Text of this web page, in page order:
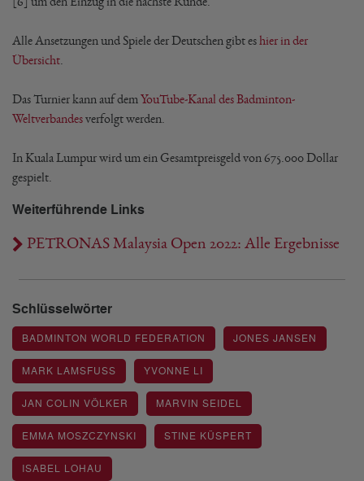
Alle Ansetzungen und Spiele der Deutschen gibt eshier in der
Übersicht
Das Turnier kann auf dem YouTube-Kanal des Badminton-
Weltverbandesverfolgt werden.
In Kuala Lumpur wird um ein Gesamtpreisgeld von 675.000 Dollar
gespielt.
Weiterführende Links
PETRONAS Malaysia Open 2022: Alle Ergebnisse
Schlüsselwörter
BADMINTON WORLD FEDERATION JONES JANSEN
MARK LAMSFUSS YVONNE LI
JAN COLIN VÖLKER MARVIN SEIDEL
EMMA MOSZCZYNSKI STINE KÜSPERT
ISABEL LOHAU